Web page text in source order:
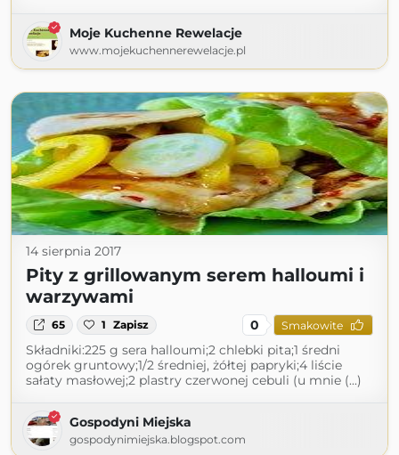
Moje Kuchenne Rewelacje
www.mojekuchennerewelacje.pl
14 sierpnia 2017
Pity z grillowanym serem halloumi i
warzywami
65 1 Zapisz 0 Smakowite
Składniki:225 g sera halloumi;2 chlebki pita;1 średni
ogórek gruntowy;1/2 średniej, żółtej papryki;4 liście
sałaty masłowej;2 plastry czerwonej cebuli (u mnie (...)
Gospodyni Miejska
gospodynimiejska.blogspot.com